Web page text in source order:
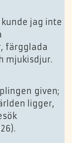
jag inte
färgglada
mjukisdjur.
given;
ligger,